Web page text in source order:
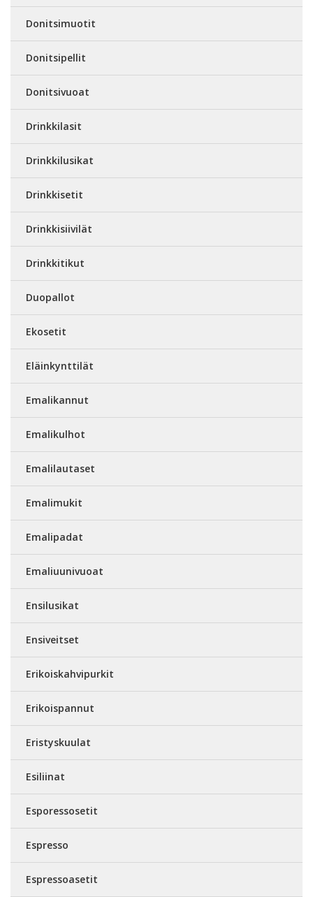
Donitsimuotit
Donitsipellit
Donitsivuoat
Drinkkilasit
Drinkkilusikat
Drinkkisetit
Drinkkisiivilät
Drinkkitikut
Duopallot
Ekosetit
Eläinkynttilät
Emalikannut
Emalikulhot
Emalilautaset
Emalimukit
Emalipadat
Emaliuunivuoat
Ensilusikat
Ensiveitset
Erikoiskahvipurkit
Erikoispannut
Eristyskuulat
Esiliinat
Esporessosetit
Espresso
Espressoasetit